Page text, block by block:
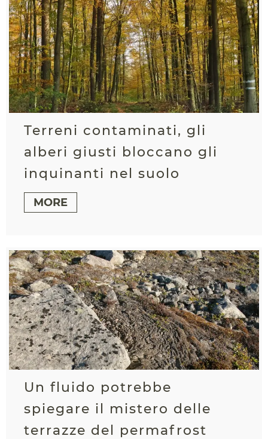
Terreni contaminati, gli
alberi giusti bloccano gli
inquinanti nel suolo
MORE
Un fluido potrebbe
spiegare il mistero delle
terrazze del permafrost